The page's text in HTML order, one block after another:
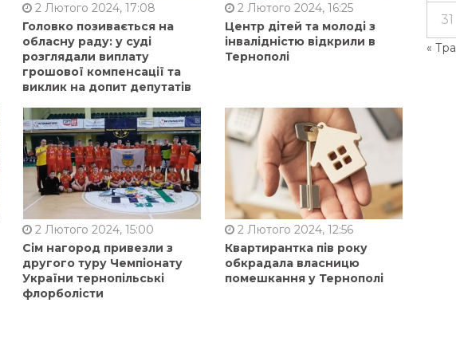
2 Лютого 2024, 17:08
Головко позивається на
обласну раду: у суді
розглядали виплату
грошової компенсації та
виклик на допит депутатів
2 Лютого 2024, 16:25
Центр дітей та молоді з
інвалідністю відкрили в
Тернополі
2 Лютого 2024, 15:00
Сім нагород привезли з
другого туру Чемпіонату
України тернопільські
флорболісти
2 Лютого 2024, 12:56
Квартирантка пів року
обкрадала власницю
помешкання у Тернополі
« Тра
31